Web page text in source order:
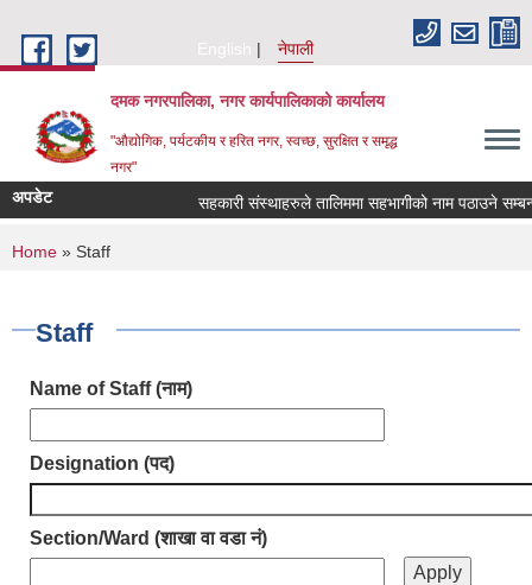
English
नेपाली
दमक नगरपालिका, नगर कार्यपालिकाको कार्यालय
"औद्योगिक, पर्यटकीय र हरित नगर, स्वच्छ, सुरक्षित र समृद्ध
नगर"
अपडेट सहकारी संस्थाहरुले तालिममा सहभागीको नाम पठाउने
You are here
Home » Staff
Staff
Name of Staff (नाम)
Designation (पद)
Section/Ward (शाखा वा वडा नं)